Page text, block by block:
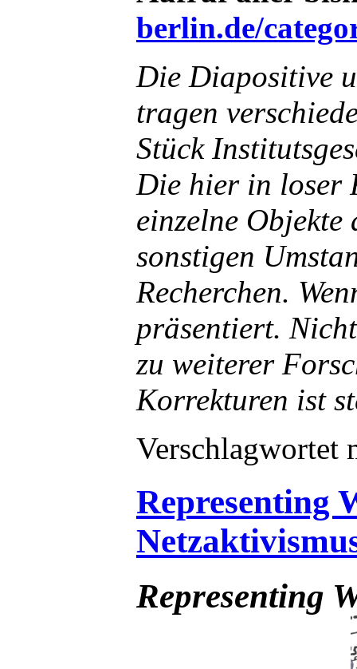
berlin.de/
Die Diapositive
tragen
Stück
Die hier in loser
einzelne
sonstigen
Recherchen.
präsentiert.
zu weiterer
Korrekturen ist
Verschlagwortet
Representing
Representing